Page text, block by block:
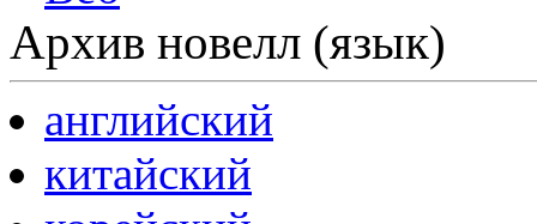
Архив новелл (язык)
английский
китайский